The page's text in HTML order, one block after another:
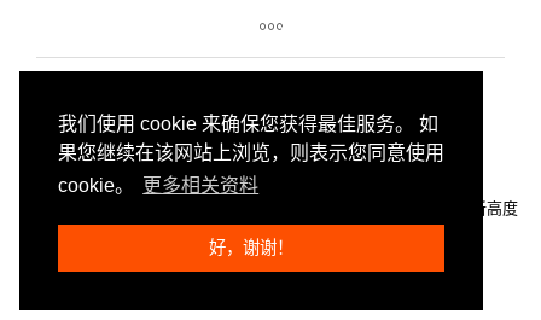
我们使用 cookie 来确保您获得最佳服务。 如
果您继续在该网站上浏览，则表示您同意使用
cookie。
更多相关资料
好，谢谢！
我们将功能性营养提升到新高度